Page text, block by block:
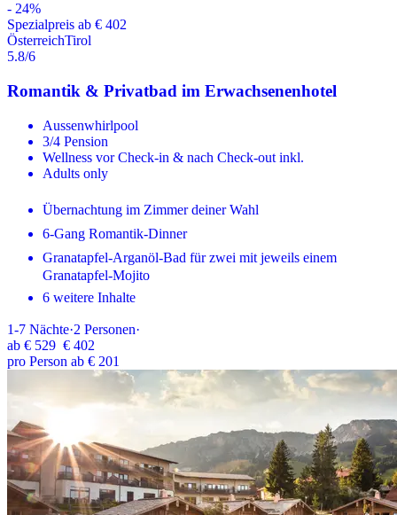
- 24%
Spezialpreis ab € 402
ÖsterreichTirol
5.8/6
Romantik & Privatbad im Erwachsenenhotel
Aussenwhirlpool
3/4 Pension
Wellness vor Check-in & nach Check-out inkl.
Adults only
Übernachtung im Zimmer deiner Wahl
6-Gang Romantik-Dinner
Granatapfel-Arganöl-Bad für zwei mit jeweils einem
Granatapfel-Mojito
6 weitere Inhalte
1-7 Nächte·2 Personen·
ab € 529 € 402
pro Person ab € 201